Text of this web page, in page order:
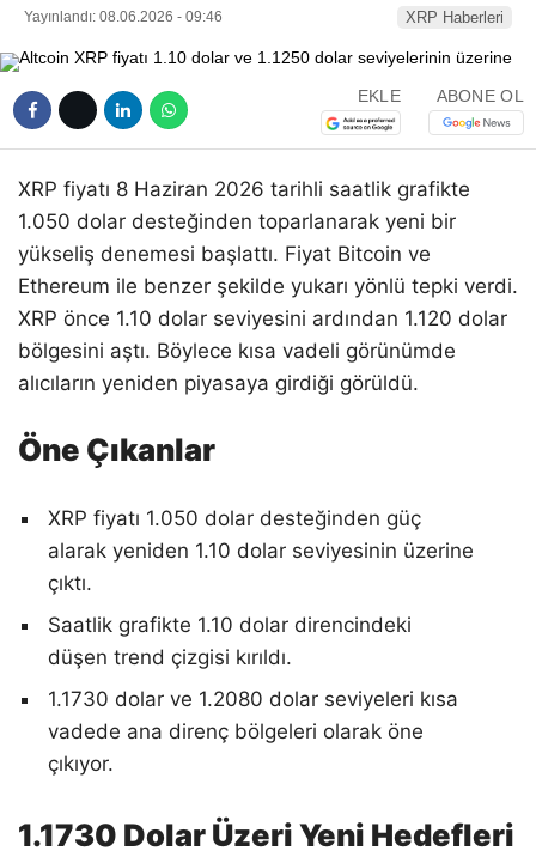
Yayınlandı: 08.06.2026 - 09:46 XRP Haberleri
EKLE ABONE OL
XRP fiyatı 8 Haziran 2026 tarihli saatlik grafikte
1.050 dolar desteğinden toparlanarak yeni bir
yükseliş denemesi başlattı. Fiyat Bitcoin ve
Ethereum ile benzer şekilde yukarı yönlü tepki verdi.
XRP önce 1.10 dolar seviyesini ardından 1.120 dolar
bölgesini aştı. Böylece kısa vadeli görünümde
alıcıların yeniden piyasaya girdiği görüldü.
Öne Çıkanlar
XRP fiyatı 1.050 dolar desteğinden güç
alarak yeniden 1.10 dolar seviyesinin üzerine
çıktı.
Saatlik grafikte 1.10 dolar direncindeki
düşen trend çizgisi kırıldı.
1.1730 dolar ve 1.2080 dolar seviyeleri kısa
vadede ana direnç bölgeleri olarak öne
çıkıyor.
1.1730 Dolar Üzeri Yeni Hedefleri